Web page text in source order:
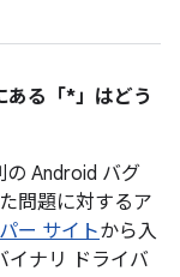
る「*」はどう
の Android バグ
問題に対するア
ー サイトから入
イナリ ドライバ